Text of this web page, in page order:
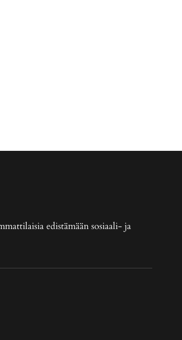
edistämään sosiaali- ja